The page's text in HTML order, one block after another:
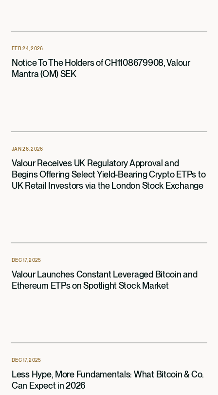
FEB 24, 2026
Notice To The Holders of CH1108679908, Valour
Mantra (OM) SEK
JAN 26, 2026
Valour Receives UK Regulatory Approval and
Begins Offering Select Yield-Bearing Crypto ETPs to
UK Retail Investors via the London Stock Exchange
DEC 17, 2025
Valour Launches Constant Leveraged Bitcoin and
Ethereum ETPs on Spotlight Stock Market
DEC 17, 2025
Less Hype, More Fundamentals: What Bitcoin & Co.
Can Expect in 2026